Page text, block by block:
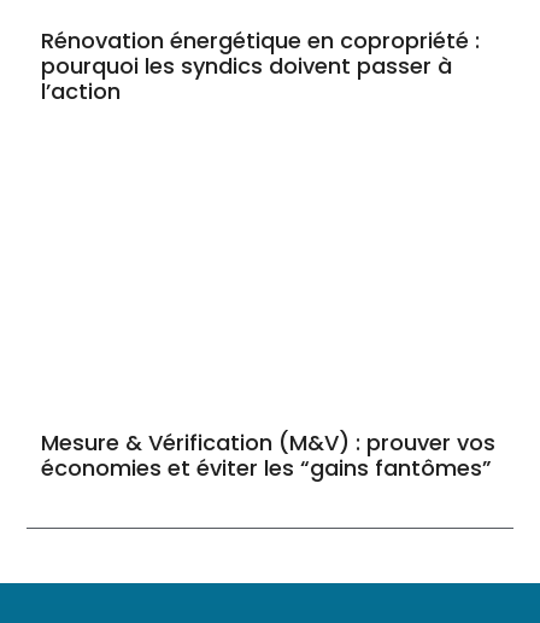
Rénovation énergétique en copropriété :
pourquoi les syndics doivent passer à
l’action
Mesure & Vérification (M&V) : prouver vos
économies et éviter les “gains fantômes”